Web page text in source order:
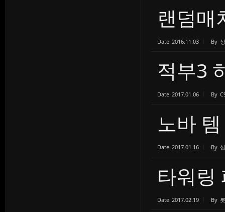
랜덤매
Date 2016.11.03 By
적부3
Date 2017.01.06 By
노바
Date 2017.01.16 By
타워링
Date 2017.02.19 By